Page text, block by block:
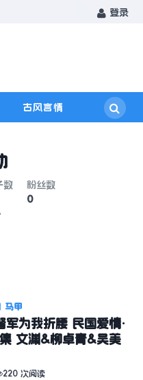
登录
古风言情
数
粉丝数
0
马甲
军为我折腰 民国爱情·
文渊&柳卓青&吴美
220 次阅读